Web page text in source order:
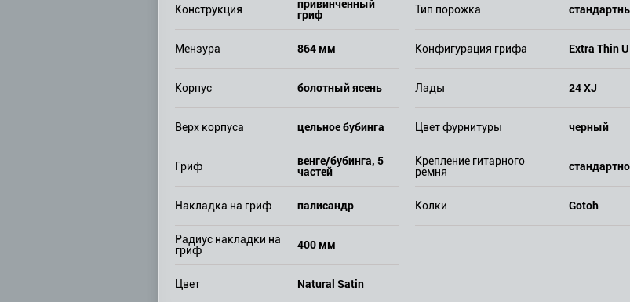
Конструкция привинченный
гриф
Мензура 864 мм
Корпус болотный ясень
Верх корпуса цельное бубинга
Гриф венге/бубинга, 5
частей
Накладка на гриф палисандр
Радиус накладки на
гриф
400 мм
Цвет Natural Satin
Тип порожка
Конфигурация грифа Extra Thin U
Лады 24 XJ
Цвет фурнитуры черный
Крепление гитарного
ремня
Колки Gotoh